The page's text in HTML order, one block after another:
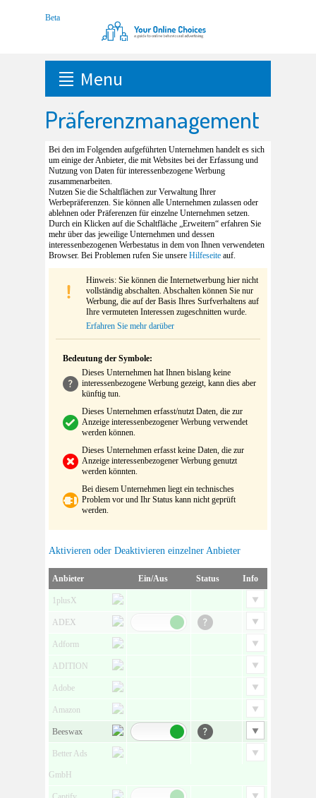
Menu
Präferenzmanagement
Bei den im Folgenden aufgeführten Unternehmen handelt es sich
um einige der Anbieter, die mit Websites bei der Erfassung und
Nutzung von Daten für interessenbezogene Werbung
zusammenarbeiten.
Nutzen Sie die Schaltflächen zur Verwaltung Ihrer
Werbepräferenzen. Sie können alle Unternehmen zulassen oder
ablehnen oder Präferenzen für einzelne Unternehmen setzen.
Durch ein Klicken auf die Schaltfläche „Erweitern“ erfahren Sie
mehr über das jeweilige Unternehmen und dessen
interessenbezogenen Werbestatus in dem von Ihnen verwendeten
Browser. Bei Problemen rufen Sie unsere Hilfeseite auf.
Hinweis: Sie können die Internetwerbung hier nicht
vollständig abschalten. Abschalten können Sie nur
Werbung, die auf der Basis Ihres Surfverhaltens auf
Ihre vermuteten Interessen zugeschnitten wurde.
Erfahren Sie mehr darüber
Bedeutung der Symbole:
Dieses Unternehmen hat Ihnen bislang keine
interessenbezogene Werbung gezeigt, kann dies aber
künftig tun.
Dieses Unternehmen erfasst/nutzt Daten, die zur
Anzeige interessenbezogener Werbung verwendet
werden können.
Dieses Unternehmen erfasst keine Daten, die zur
Anzeige interessenbezogener Werbung genutzt
werden könnten.
Bei diesem Unternehmen liegt ein technisches
Problem vor und Ihr Status kann nicht geprüft
werden.